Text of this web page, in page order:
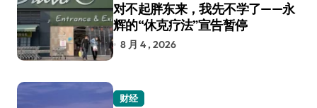
对不起胖东来，我先不学了——永
辉的“休克疗法”宣告暂停
8 月 4 , 2026
财经